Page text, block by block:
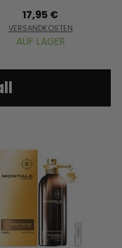
17,95 €
VERSANDKOSTEN
AUF LAGER